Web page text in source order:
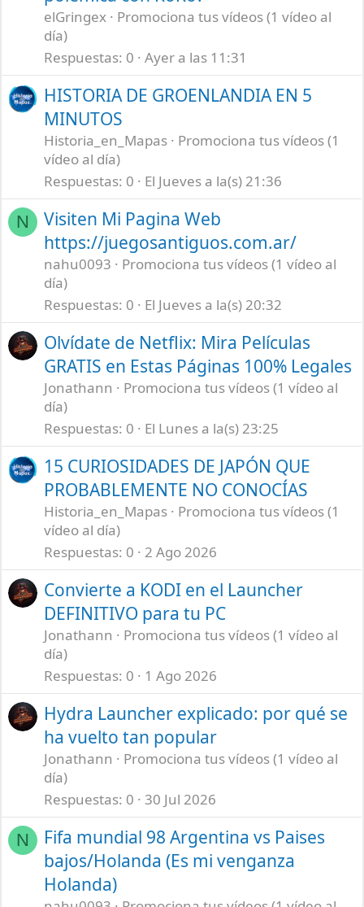
elGringex
Promociona tus vídeos (1 vídeo al
día)
Respuestas 0 Ayer a las 11:31
HISTORIA DE GROENLANDIA EN 5
MINUTOS
Historia_en_Mapas
Promociona tus vídeos (1
vídeo al día)
Respuestas 0 El Jueves a la(s) 21:36
N
Visiten Mi Pagina Web
https://juegosantiguos.com.ar/
nahu0093
Promociona tus vídeos (1 vídeo al
día)
Respuestas 0 El Jueves a la(s) 20:32
Olvídate de Netflix: Mira Películas
GRATIS en Estas Páginas 100% Legales
Jonathann
Promociona tus vídeos (1 vídeo al
día)
Respuestas 0 El Lunes a la(s) 23:25
15 CURIOSIDADES DE JAPÓN QUE
PROBABLEMENTE NO CONOCÍAS
Historia_en_Mapas
Promociona tus vídeos (1
vídeo al día)
Respuestas 0 2 Ago 2026
Convierte a KODI en el Launcher
DEFINITIVO para tu PC
Jonathann
Promociona tus vídeos (1 vídeo al
día)
Respuestas 0 1 Ago 2026
Hydra Launcher explicado: por qué se
ha vuelto tan popular
Jonathann
Promociona tus vídeos (1 vídeo al
día)
Respuestas 0 30 Jul 2026
N
Fifa mundial 98 Argentina vs Paises
bajos/Holanda (Es mi venganza
Holanda)